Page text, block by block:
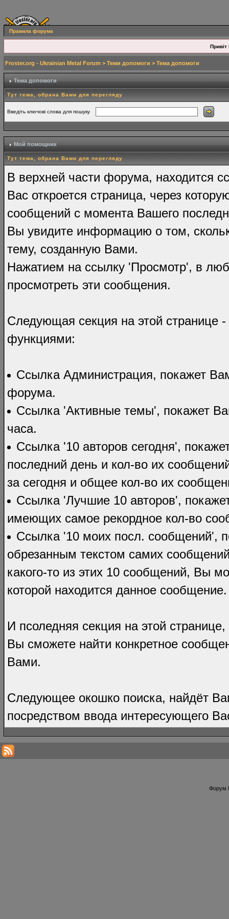
Правила форума
Привіт
Froster.org - Ukrainian Metal Forum > Теми допомоги > Тема допомоги
Тема допомоги
Тут тема, обрана Вами для перегляду
Введіть ключові слова для пошуку
Мой помощник
Тут тема, обрана Вами для перегляду
В верхней части форума, находится
Вас откроется страница, через
сообщений с момента Вашего
Вы увидите информацию о том,
тему, созданную Вами.
Нажатием на ссылку 'Просмотр', в
просмотреть эти сообщения.
Следующая секция на этой странице
функциями:
Ссылка Администрация, покажет
форума.
Ссылка 'Активные темы', покажет
часа.
Ссылка '10 авторов сегодня',
последний день и кол-во их
за сегодня и общее кол-во их
Ссылка 'Лучшие 10 авторов',
имеющих самое рекордное кол-во
Ссылка '10 моих посл. сообщений',
обрезанным текстом самих
какого-то из этих 10 сообщений, Вы
которой находится данное сообщение.
И псоледняя секция на этой
Вы сможете найти конкретное
Вами.
Следующее окошко поиска, найдёт
посредством ввода интересующего
Форум